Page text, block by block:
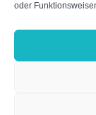
oder Interaktives
Elektronische